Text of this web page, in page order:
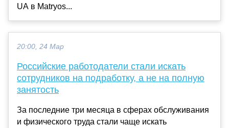
UA в Matryos...
20:00, 24 Мар
Российские работодатели стали искать
сотрудников на подработку, а не на полную
занятость
За последние три месяца в сферах обслуживания
и физического труда стали чаще искать